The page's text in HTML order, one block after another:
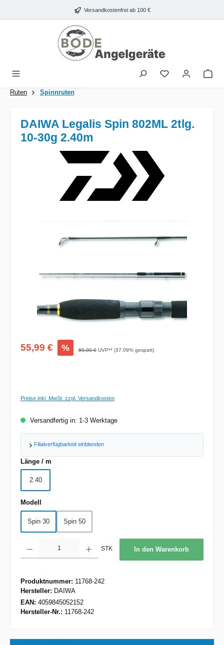
Zum Hauptinhalt springen Versandkostenfrei ab 100 €
Ruten Spinnruten
DAIWA Legalis Spin 802ML 2tlg.
10-30g 2.40m
Verkaufspreis:
55,99 € % Regulärer Preis:
89,00 € UVP** (37.09% gespart)
Preise inkl. MwSt. zzgl. Versandkosten
Versandfertig in: 1-3 Werktage
Filialverfügbarkeit einblenden
Länge / m
2.40
Modell
Spin 30 Spin 50
STK In den Warenkorb
Produktnummer: 11768-242
Hersteller: DAIWA
EAN: 4059845052152
Hersteller-Nr.: 11768-242